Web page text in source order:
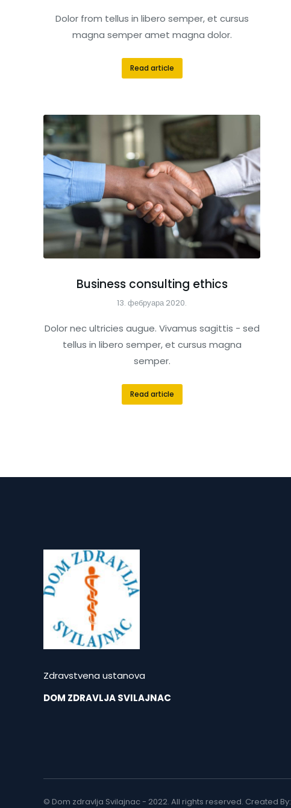
Dolor from tellus in libero semper, et cursus
magna semper amet magna dolor.
Read article
Business consulting ethics
13. фебруара 2020.
Dolor nec ultricies augue. Vivamus sagittis - sed
tellus in libero semper, et cursus magna
semper.
Read article
Zdravstvena ustanova
DOM ZDRAVLJA SVILAJNAC
© Dom zdravlja Svilajnac - 2022. All rights reserved. Created By: